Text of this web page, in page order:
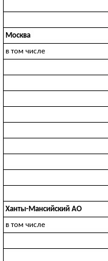
Москва
в том числе
Ханты-Мансийский АО
в том числе